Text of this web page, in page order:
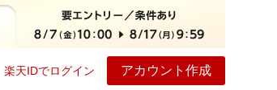
楽天IDでログイン アカウント作成